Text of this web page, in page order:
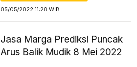
05/05/2022 11:20 WIB
Jasa Marga Prediksi Puncak
Arus Balik Mudik 8 Mei 2022